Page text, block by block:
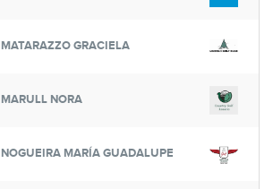
MATARAZZO GRACIELA
MARULL NORA
NOGUEIRA MARÍA GUADALUPE